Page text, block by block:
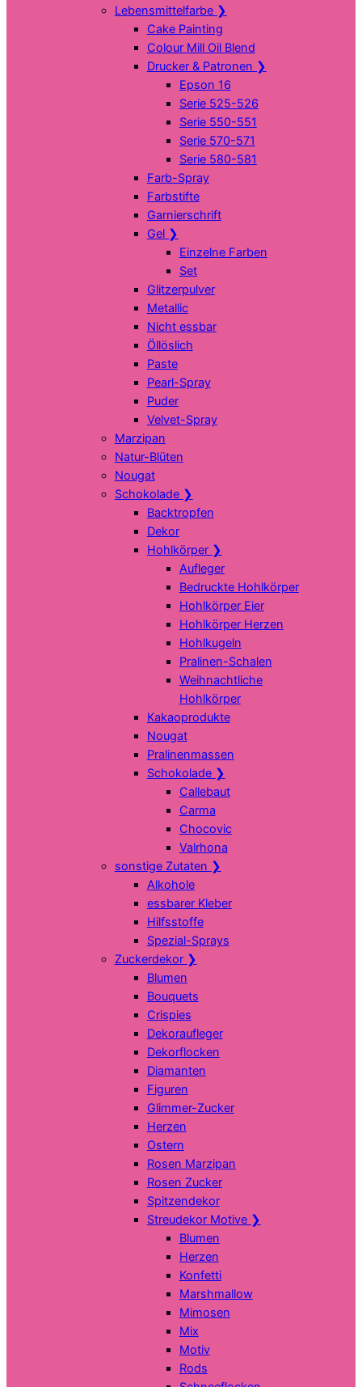
Lebensmittelfarbe ❯
Cake Painting
Colour Mill Oil Blend
Drucker & Patronen ❯
Epson 16
Serie 525-526
Serie 550-551
Serie 570-571
Serie 580-581
Farb-Spray
Farbstifte
Garnierschrift
Gel ❯
Einzelne Farben
Set
Glitzerpulver
Metallic
Nicht essbar
Öllöslich
Paste
Pearl-Spray
Puder
Velvet-Spray
Marzipan
Natur-Blüten
Nougat
Schokolade ❯
Backtropfen
Dekor
Hohlkörper ❯
Aufleger
Bedruckte Hohlkörper
Hohlkörper Eier
Hohlkörper Herzen
Hohlkugeln
Pralinen-Schalen
Weihnachtliche
Hohlkörper
Kakaoprodukte
Nougat
Pralinenmassen
Schokolade ❯
Callebaut
Carma
Chocovic
Valrhona
sonstige Zutaten ❯
Alkohole
essbarer Kleber
Hilfsstoffe
Spezial-Sprays
Zuckerdekor ❯
Blumen
Bouquets
Crispies
Dekoraufleger
Dekorflocken
Diamanten
Figuren
Glimmer-Zucker
Herzen
Ostern
Rosen Marzipan
Rosen Zucker
Spitzendekor
Streudekor Motive ❯
Blumen
Herzen
Konfetti
Marshmallow
Mimosen
Mix
Motiv
Rods